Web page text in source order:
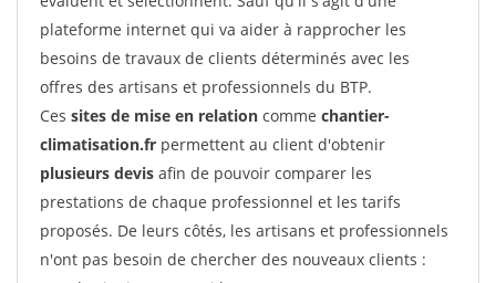
plateforme internet qui va aider à rapprocher les
besoins de travaux de clients déterminés avec les
offres des artisans et professionnels du BTP.
Ces sites de mise en relation comme chantier-
climatisation.fr permettent au client d'obtenir
plusieurs devis afin de pouvoir comparer les
prestations de chaque professionnel et les tarifs
proposés. De leurs côtés, les artisans et professionnels
n'ont pas besoin de chercher des nouveaux clients :